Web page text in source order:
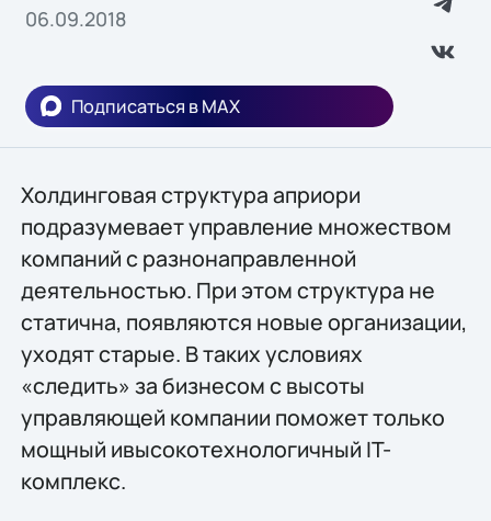
06.09.2018
Подписаться в MAX
Холдинговая структура априори
подразумевает управление множеством
компаний с разнонаправленной
деятельностью. При этом структура не
статична, появляются новые организации,
уходят старые. В таких условиях
«следить» за бизнесом с высоты
управляющей компании поможет только
мощный ивысокотехнологичный IT-
комплекс.